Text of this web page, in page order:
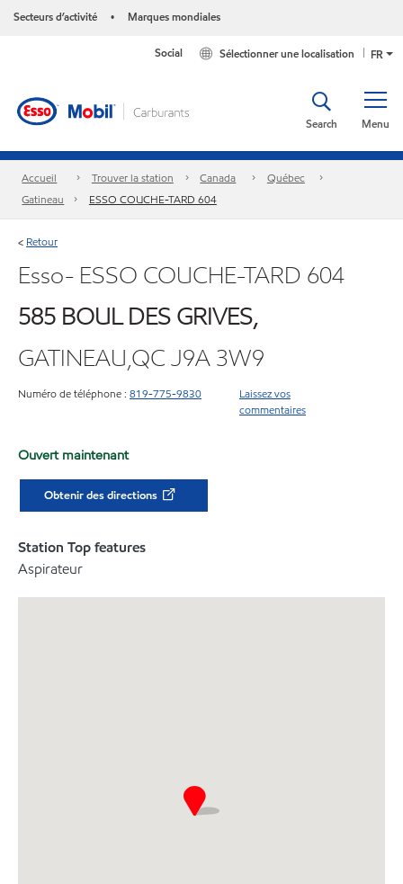
Secteurs d’activité • Marques mondiales
FR
Sélectionner une localisation
Social
Menu
Search
Accueil Trouver la station Canada
Québec
Gatineau
ESSO COUCHE-TARD 604
< Retour
Esso- ESSO COUCHE-TARD 604
585 BOUL DES GRIVES,
GATINEAU,QC J9A 3W9
Numéro de téléphone : 819-775-9830
Laissez vos
commentaires
Ouvert maintenant
Obtenir des directions
Station Top features
Aspirateur